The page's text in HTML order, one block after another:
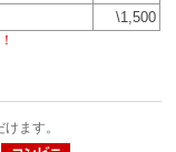
\1,500
ます。